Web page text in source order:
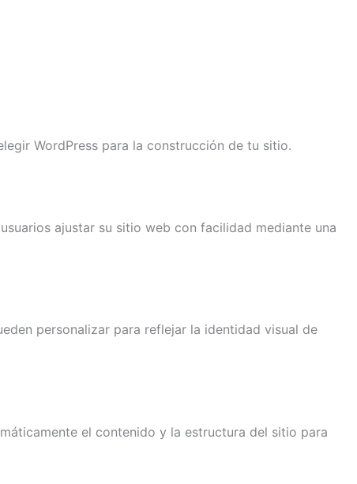
WordPress para la construcción de tu sitio.
ajustar su sitio web con facilidad mediante una
personalizar para reflejar la identidad visual de
el contenido y la estructura del sitio para